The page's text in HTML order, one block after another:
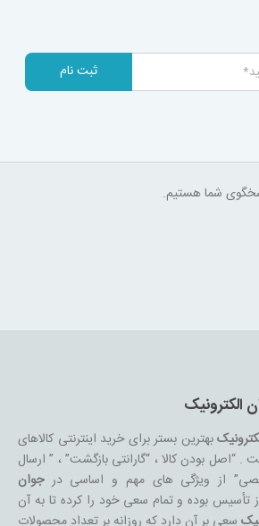
ثبت نام
الکترونیک
بهترین بستر برای خرید اینترنتی کالاهای
. “اصل بودن کالا ، “گارانتی بازگشت” ، ” ارسال
از ویژگی های مهم و اساسی درجوان
بوده و تمام سعی خود را کرده تا به آن
سعی بر آن دارد که روزانه بر تعداد محصولات